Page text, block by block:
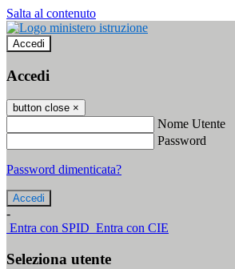
Salta al contenuto
Accedi
Accedi
button close ×
Nome Utente
Password
Password dimenticata?
-
Entra con SPID Entra con CIE
Seleziona utente